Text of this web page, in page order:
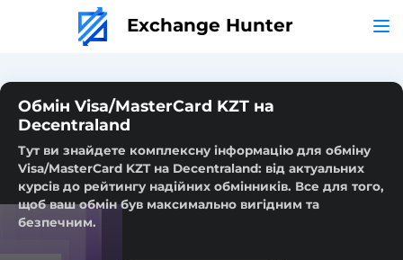
Exchange Hunter
Обмін Visa/MasterCard KZT на
Decentraland
Тут ви знайдете комплексну інформацію для обміну
Visa/MasterCard KZT на Decentraland: від актуальних
курсів до рейтингу надійних обмінників. Все для того,
щоб ваш обмін був максимально вигідним та
безпечним.